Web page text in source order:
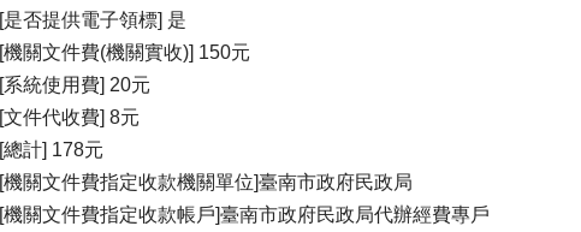
[是否提供電子領標] 是
[機關文件費(機關實收)] 150元
[系統使用費] 20元
[文件代收費] 8元
[總計] 178元
[機關文件費指定收款機關單位]臺南市政府民政局
[機關文件費指定收款帳戶]臺南市政府民政局代辦經費專戶